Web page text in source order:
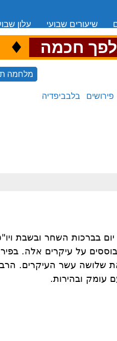
עלון שיעורים שבועי
חכמה ♦
מלחמה
פירושים בלבביפדיה
בברכות השחר ובשבת
על עיקרים אלה.
שלושה עשר העיקרים.
עומק ובהירות.